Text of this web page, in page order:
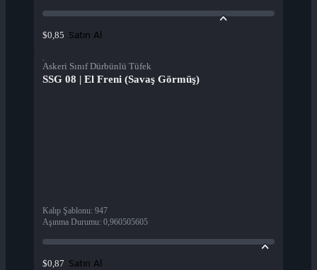
$0,85 Satın Al
Askeri Sınıf Dürbünlü Tüfek
SSG 08 | El Freni (Savaş Görmüş)
Kalıp Şablonu: 947
Aşınma Durumu: 0,960505605
$0,87 Satın Al